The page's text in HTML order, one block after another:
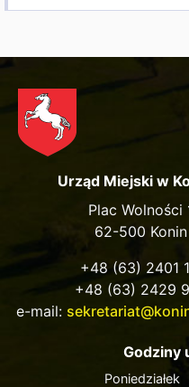
Urząd Miejski w
Plac Wolności
62-500 Konin
+48 (63) 2401
+48 (63) 2429
e-mail:
Godziny
Poniedziałek